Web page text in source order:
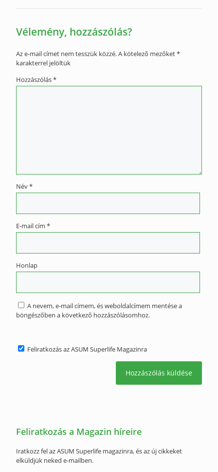
Vélemény, hozzászólás?
Az e-mail címet nem tesszük közzé.A kötelező mezőket*
karakterrel jelöltük
Hozzászólás*
Név*
E-mail cím *
Honlap
A nevem, e-mail címem, és weboldalcímem mentése a
böngészőben a következő hozzászólásomhoz.
Feliratkozás az ASUM Superlife Magazinra
Feliratkozás a Magazin híreire
Iratkozz fel az ASUM Superlife magazinra, és az új cikkeket
elküldjük neked e-mailben.